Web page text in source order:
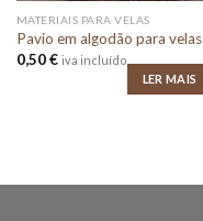
MATERIAIS PARA VELAS
Pavio em algodão para velas
0,50€ iva incluído
LER MAIS